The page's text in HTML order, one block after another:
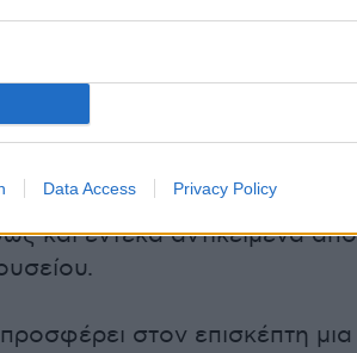
Data Access Privacy Policy
έκθεση «Η Πύλος του
αποκαλύπτεται», που
Μουσείο. Η
από την Εφορεία
και έντεκα αντικείμενα από
στον επισκέπτη μια